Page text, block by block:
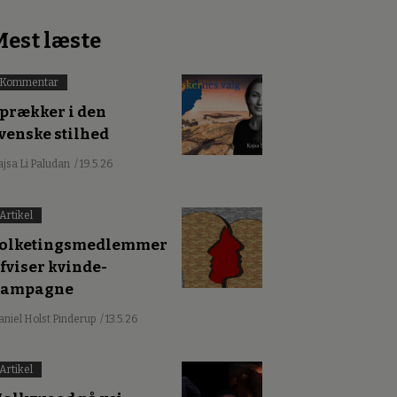
læste
Kommentar
i den
stilhed
Li Paludan / 19.5.26
Artikel
kvinde-
Holst Pinderup / 13.5.26
Artikel